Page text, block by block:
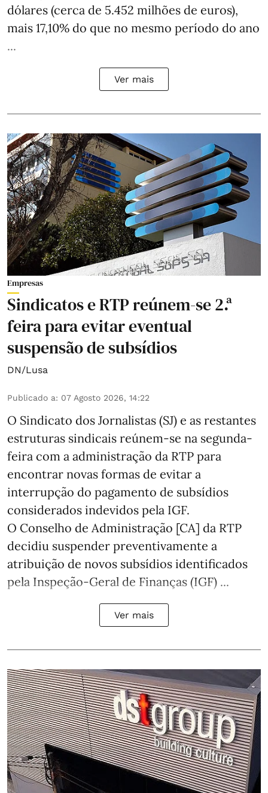
dólares (cerca de 5.452 milhões de euros),
mais 17,10% do que no mesmo período do ano
...
Ver mais
Empresas
Sindicatos e RTP reúnem-se 2.ª
feira para evitar eventual
suspensão de subsídios
DN/Lusa
Publicado a: 07 Agosto 2026, 14:22
O Sindicato dos Jornalistas (SJ) e as restantes
estruturas sindicais reúnem-se na segunda-
feira com a administração da RTP para
encontrar novas formas de evitar a
interrupção do pagamento de subsídios
considerados indevidos pela IGF.
O Conselho de Administração [CA] da RTP
decidiu suspender preventivamente a
atribuição de novos subsídios identificados
pela Inspeção-Geral de Finanças (IGF) ...
Ver mais